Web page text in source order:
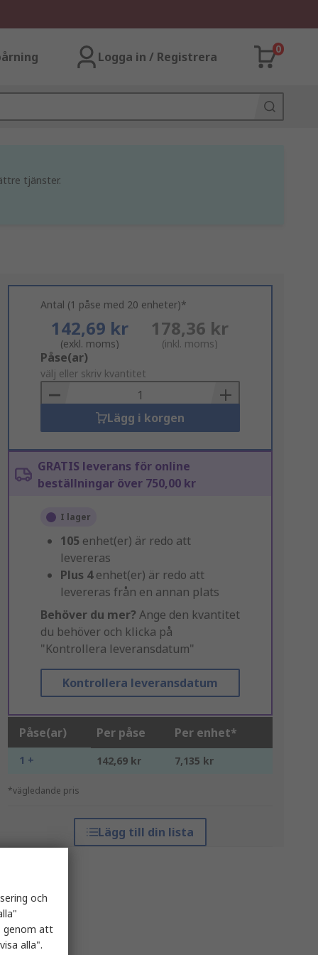
Logga in / Registrera
0
tjänster.
Antal (1 påse med 20 enheter)*
142,69 kr
(exkl. moms)
178,36 kr
(inkl. moms)
Add
to
Basket
Påse(ar)
välj eller skriv kvantitet
Lägg i korgen
GRATIS leverans för online
beställningar över 750,00 kr
I lager
105 enhet(er) är redo att
levereras
Plus 4enhet(er) är redo att
levereras från en annan plats
Behöver du mer? Ange den kvantitet
du behöver och klicka på
"Kontrollera leveransdatum"
Kontrollera leveransdatum
Påse(ar) Per påse Per enhet*
1 + 142,69 kr 7,135 kr
*vägledande pris
Lägg till din lista
och
genom att
alla".